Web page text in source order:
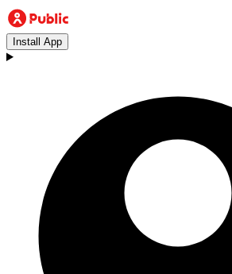
Install App